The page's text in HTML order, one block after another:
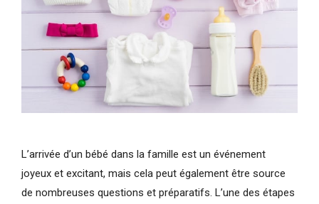
L’arrivée d’un bébé dans la famille est un événement
joyeux et excitant, mais cela peut également être source
de nombreuses questions et préparatifs. L’une des étapes